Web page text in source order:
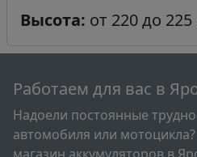
Высота: от 220 до
Работаем для вас в
Надоели постоянные
автомобиля или